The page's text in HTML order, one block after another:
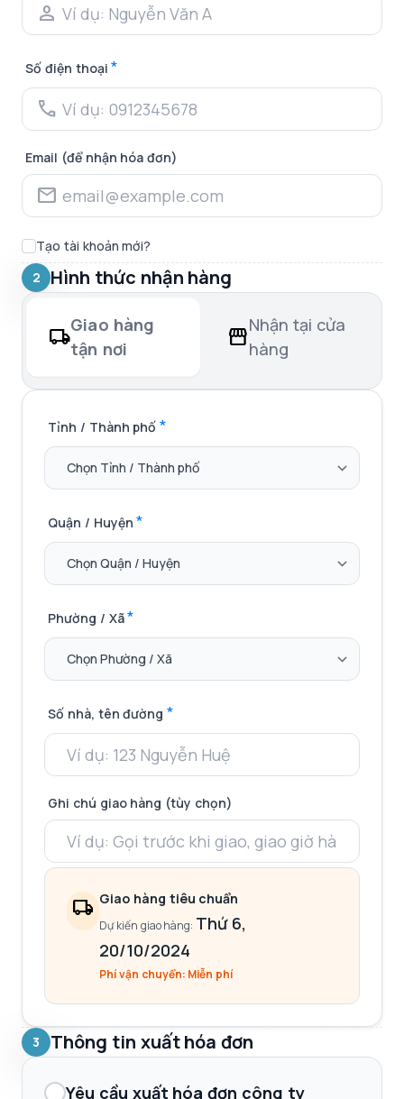
person
Số điện thoại*
phone
Email (để nhận hóa đơn)
mail
Tạo tài khoản mới?
2
Hình thức nhận hàng
local_shippingGiao hàng
tận nơi
storefrontNhận tại cửa
hàng
Tỉnh / Thành phố*
Quận / Huyện*
Phường / Xã*
Số nhà, tên đường*
Ghi chú giao hàng (tùy chọn)
local_shipping Giao hàng tiêu chuẩn
Dự kiến giao hàng: Thứ 6,
20/10/2024
Phí vận chuyển: Miễn phí
3 Thông tin xuất hóa đơn
Yêu cầu xuất hóa đơn công ty